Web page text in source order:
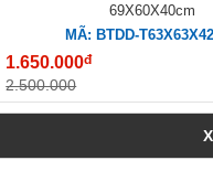
69X60X40cm
MÃ: BTDD-
1.650.000đ
2.500.000